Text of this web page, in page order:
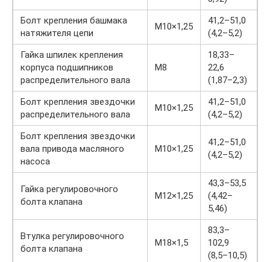
Болт крепления башмака
натяжителя цепи
М10×1,25
41,2–51,0
(4,2–5,2)
Гайка шпилек крепления
корпуса подшипников
распределительного вала
М8
18,33–
22,6
(1,87–2,3)
Болт крепления звездочки
распределительного вала
М10×1,25
41,2–51,0
(4,2–5,2)
Болт крепления звездочки
вала привода масляного
насоса
М10×1,25
41,2–51,0
(4,2–5,2)
Гайка регулировочного
болта клапана
М12×1,25
43,3–53,5
(4,42–
5,46)
Втулка регулировочного
болта клапана
М18×1,5
83,3–
102,9
(8,5–10,5)